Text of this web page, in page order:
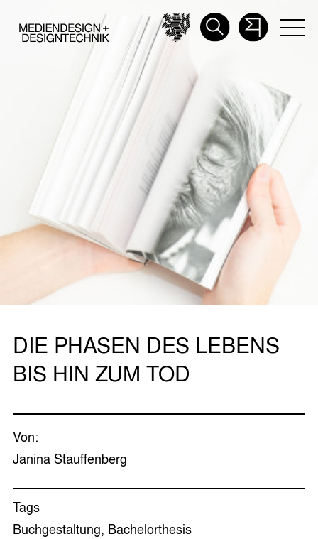
DIE PHASEN DES LEBENS
BIS HIN ZUM TOD
Von:
Janina Stauffenberg
Tags
Buchgestaltung, Bachelorthesis